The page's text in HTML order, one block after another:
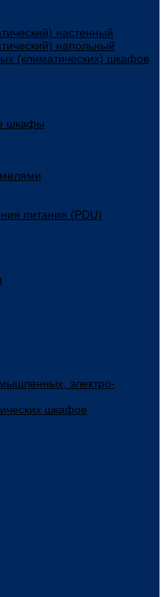
настенный
напольный
(климатических) шкафов
шкафы
питания (PDU)
электро-
шкафов